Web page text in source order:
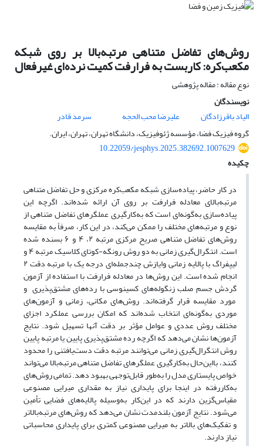
روش‌های تفاضل متناهی مرتبه‌بالا بر روی شبکه
مکعب‌کره: کاربست به فرارفت کمیت نرده‌ای غیرفعال
نوع مقاله : مقاله پژوهشی
نویسندگان
الیاد باقرزادگان
علیرضا محب الحجه
سرمد قادر
گروه فیزیک فضا، مؤسسه ژئوفیزیک، دانشگاه تهران، تهران، ایران.
10.22059/jesphys.2025.382692.1007629
چکیده
در کار حاضر، پیاده‌سازی شبکه مکعب‌کره مرکزی و حل تفاضل متناهی
مرتبه‌بالای معادله فرارفت بر روی آن ارائه شده‌اند. اگرچه این
پیاده‌سازی به‌گونه‌ای است که به‌کارگیری عملگرهای تفاضل متناهی از
نوع و مرتبه‌های مختلف را ممکن می‌کند، در این کار، صرفاً به مقایسه
روش‌های تفاضل متناهی صریح مرکزی مرتبه ۲، ۴ و ۶ بسنده شده
است. انتگرال‌گیری زمانی به دو روش رونگه-کوتای کلاسیک مرتبه ۴ و
لیپفراگ با پالایه زمانی وایازش چندجمله‌ای درجه یک با مرتبه دقت ۲
انجام شده است. این روش‌ها در معادله فرارفت با استفاده از آزمون
گردش جسم صلب زنگوله‌های کسینوسی با رده‌های مشتق‌پذیری و
مورد مقایسه قرار گرفته‌اند. روش‌های مکانی، زمانی و آزمون‌های
موردی به‌گونه‌ای انتخاب شده‌اند که امکان بررسی عملکرد اجزای
مختلف روش عددی و عوامل مؤثر بر دقت آنها تسهیل شود. نتایج
آزمون‌ها نشان می‌دهد که اگرچه رده مشتق‌پذیری پایین یا مرتبه پایین
روش انتگرال‌گیری زمانی می‌توانند مرتبه دقت دست‌یافتنی را محدود
کنند، بااین‌حال به‌کارگیری عملگرهای تفاضل متناهی مرتبه‌بالا می‌تواند
خواص پایستاری مدل را به‌طور قابل‌توجهی بهبود دهد. تمامی روش‌های
به‌کاررفته در اینجا برای پایداری نیاز به مقداری میرایی مصنوعی
مقیاس‌گزین دارند که در این‌کار به‌وسیله پالایه‌های فضایی تأمین
می‌شود. نتایج آزمون بلندمدت نشان می‌دهد که روش‌های مرتبه‌بالا‌تر
و تفکیک‌های بالاتر به میرایی مصنوعی کمتری برای پایداری محاسباتی
نیاز دارند.